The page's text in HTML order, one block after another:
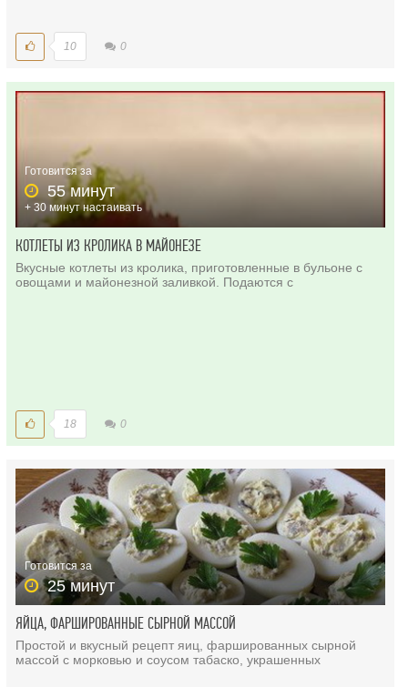
10 0
Готовится за
55 минут
+ 30 минут настаивать
КОТЛЕТЫ ИЗ КРОЛИКА В МАЙОНЕЗЕ
Вкусные котлеты из кролика, приготовленные в бульоне с
овощами и майонезной заливкой. Подаются с
18 0
Готовится за
25 минут
ЯЙЦА, ФАРШИРОВАННЫЕ СЫРНОЙ МАССОЙ
Простой и вкусный рецепт яиц, фаршированных сырной
массой с морковью и соусом табаско, украшенных